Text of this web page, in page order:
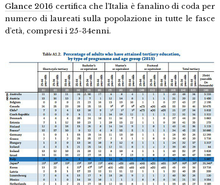
Glance 2016 certifica che l’Italia è fanalino di coda per
numero di laureati sulla popolazione in tutte le fasce
d’età, compresi i 25-34enni.